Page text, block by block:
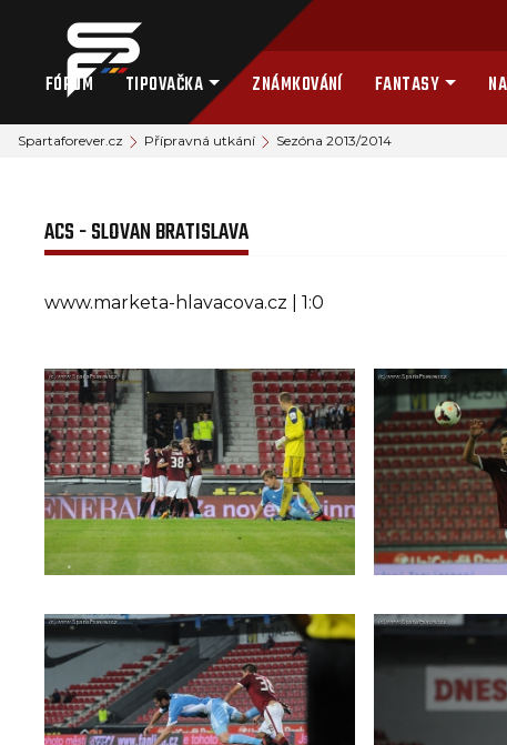
FÓRUM TIPOVAČKA ZNÁMKOVÁNÍ FANTASY
Spartaforever.cz Přípravná utkání Sezóna 2013/2014
ACS - SLOVAN BRATISLAVA
www.marketa-hlavacova.cz | 1:0